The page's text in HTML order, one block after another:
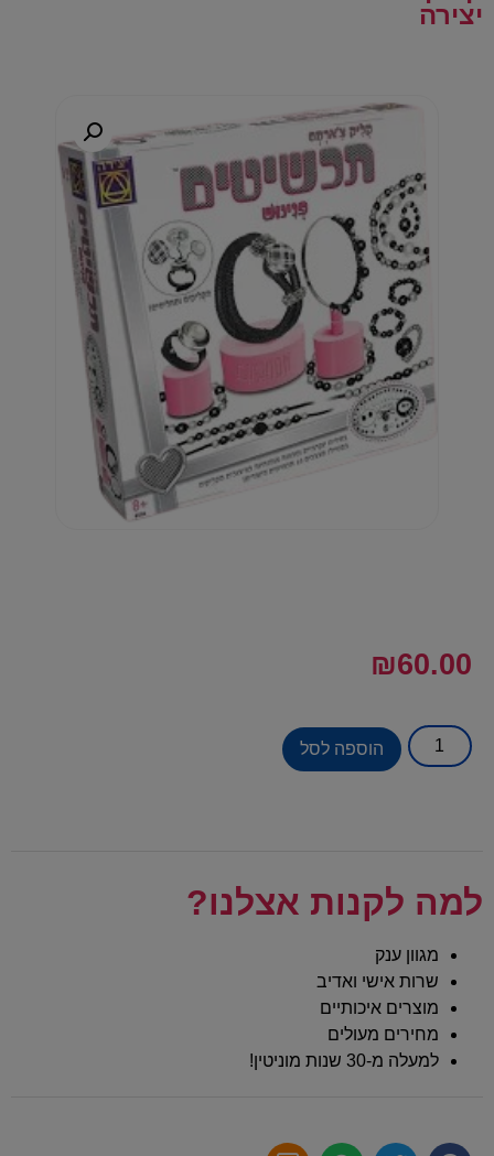
יצירה
₪60.00
הוספה לסל
למה לקנות אצלנו?
מגוון ענק
שרות אישי ואדיב
מוצרים איכותיים
מחירים מעולים
למעלה מ-30 שנות מוניטין!